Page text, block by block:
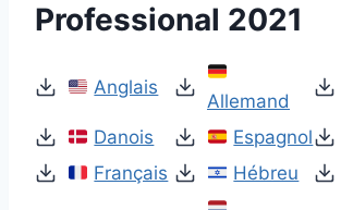
Professional 2021
Anglais
Allemand
Danois Espagnol
Français
Hébreu